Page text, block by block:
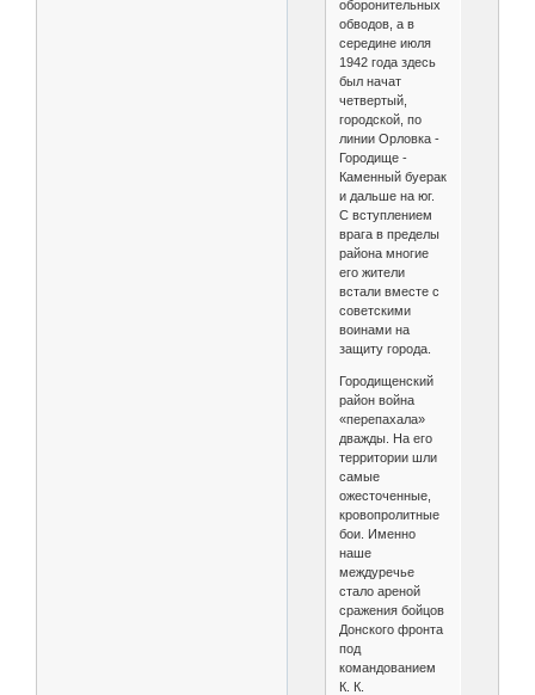
оборонительных
обводов, а в
середине июля
1942 года здесь
был начат
четвертый,
городской, по
линии Орловка -
Городище -
Каменный буерак
и дальше на юг.
С вступлением
врага в пределы
района многие
его жители
встали вместе с
советскими
воинами на
защиту города.
Городищенский
район война
«перепахала»
дважды. На его
территории шли
самые
ожесточенные,
кровопролитные
бои. Именно
наше
междуречье
стало ареной
сражения бойцов
Донского фронта
под
командованием
К. К.